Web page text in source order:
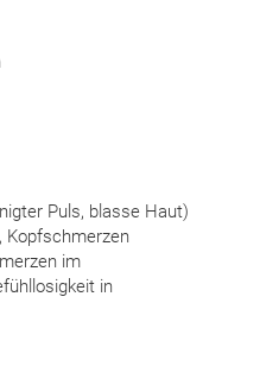
Puls, blasse Haut)
Kopfschmerzen
im
in